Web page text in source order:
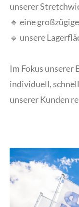
unserer
🔹 eine
🔹 unsere
Im Fokus unserer
individuell,
unserer Kunden